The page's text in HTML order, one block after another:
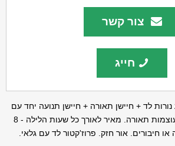
צור קשר
חייג
לד + חיישן תאורה + חיישן תנועה יחד עם
פאנל סולארי. בעל שתי עוצמות תאורה. מאיר לאורך כל שעות הלילה - 8
חיבורים. אור חזק. פרוז'קטור לד עם גלאי.